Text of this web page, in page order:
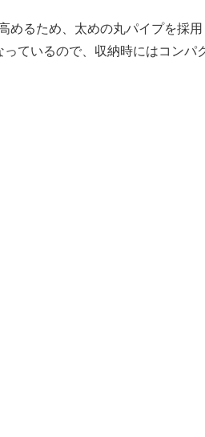
めるため、太めの丸パイプを採
ているので、収納時にはコンパ